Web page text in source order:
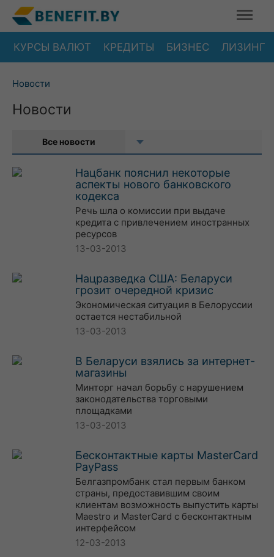
КУРСЫ ВАЛЮТ КРЕДИТЫ БИЗНЕС ЛИЗИНГ
Новости
Новости
Все новости
Нацбанк пояснил некоторые
аспекты нового банковского
кодекса
Речь шла о комиссии при выдаче
кредита с привлечением иностранных
ресурсов
13-03-2013
Нацразведка США: Беларуси
грозит очередной кризис
Экономическая ситуация в Белоруссии
остается нестабильной
13-03-2013
В Беларуси взялись за интернет-
магазины
Минторг начал борьбу с нарушением
законодательства торговыми
площадками
13-03-2013
Бесконтактные карты MasterCard
PayPass
Белгазпромбанк стал первым банком
страны, предоставившим своим
клиентам возможность выпустить карты
Maestro и MasterCard с бесконтактным
интерфейсом
12-03-2013